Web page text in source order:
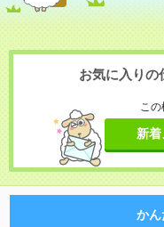
お気に入りの
こ
新
かん